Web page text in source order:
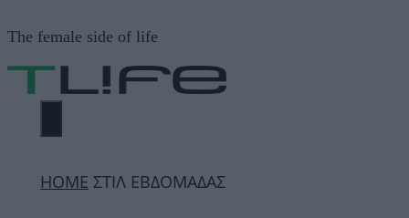
σε
περιεχόμενο
The female side of life
ΜΕΝΟΎ
ΗΟΜΕ ΣΤΙΛ ΕΒΔΟΜΑΔΑΣ